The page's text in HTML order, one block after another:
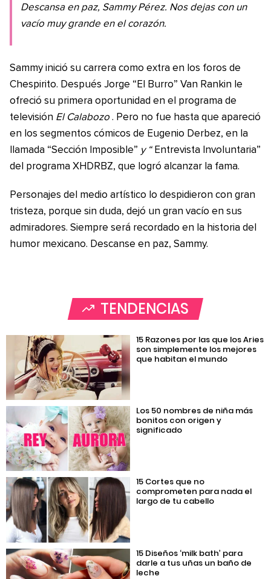
Descansa en paz, Sammy Pérez. Nos dejas con un
vacío muy grande en el corazón.
Sammy inició su carrera como extra en los foros de
Chespirito. Después Jorge “El Burro” Van Rankin le
ofreció su primera oportunidad en el programa de
televisión El Calabozo . Pero no fue hasta que apareció
en los segmentos cómicos de Eugenio Derbez, en la
llamada “Sección Imposible” y “ Entrevista Involuntaria”
del programa XHDRBZ, que logró alcanzar la fama.
Personajes del medio artístico lo despidieron con gran
tristeza, porque sin duda, dejó un gran vacío en sus
admiradores. Siempre será recordado en la historia del
humor mexicano. Descanse en paz, Sammy.
TENDENCIAS
15 Razones por las que los Aries
son simplemente los mejores
que habitan el mundo
Los 50 nombres de niña más
bonitos con origen y
significado
15 Cortes que no
comprometen para nada el
largo de tu cabello
15 Diseños ‘milk bath’ para
darle a tus uñas un baño de
leche